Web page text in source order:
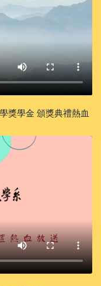
獎學金 頒獎典禮熱血